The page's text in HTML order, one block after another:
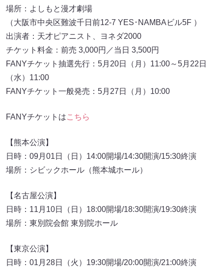
場所：よしもと漫才劇場
（大阪市中央区難波千日前12-7 YES･NAMBAビル5F ）
出演者：天才ピアニスト、ヨネダ2000
チケット料金：前売 3,000円／当日 3,500円
FANYチケット抽選先行：5月20日（月）11:00～5月22日
（水）11:00
FANYチケット一般発売：5月27日（月）10:00
FANYチケットはこちら
【熊本公演】
日時：09月01日（日）14:00開場/14:30開演/15:30終演
場所：シビックホール（熊本城ホール）
【名古屋公演】
日時：11月10日（日）18:00開場/18:30開演/19:30終演
場所：東別院会館 東別院ホール
【東京公演】
日時：01月28日（火）19:30開場/20:00開演/21:00終演